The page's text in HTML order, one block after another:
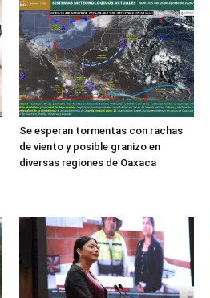
Se esperan tormentas con rachas
de viento y posible granizo en
diversas regiones de Oaxaca